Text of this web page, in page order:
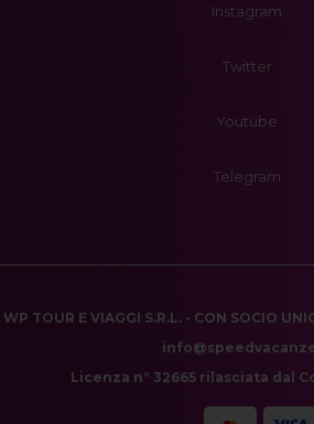
Instagram
Twitter
Youtube
Telegram
WP TOUR E VIAGGI S.R.L. - CON SOCIO
Licenza n° 32665 rilasciata dal